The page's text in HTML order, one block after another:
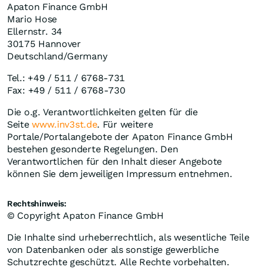
Apaton Finance GmbH
Mario Hose
Ellernstr. 34
30175 Hannover
Deutschland/Germany
Tel.: +49 / 511 / 6768-731
Fax: +49 / 511 / 6768-730
Die o.g. Verantwortlichkeiten gelten für die
Seitewww.inv3st.de. Für weitere
Portale/Portalangebote der Apaton Finance GmbH
bestehen gesonderte Regelungen. Den
Verantwortlichen für den Inhalt dieser Angebote
können Sie dem jeweiligen Impressum entnehmen.
Rechtshinweis:
© Copyright Apaton Finance GmbH
Die Inhalte sind urheberrechtlich, als wesentliche Teile
von Datenbanken oder als sonstige gewerbliche
Schutzrechte geschützt. Alle Rechte vorbehalten.